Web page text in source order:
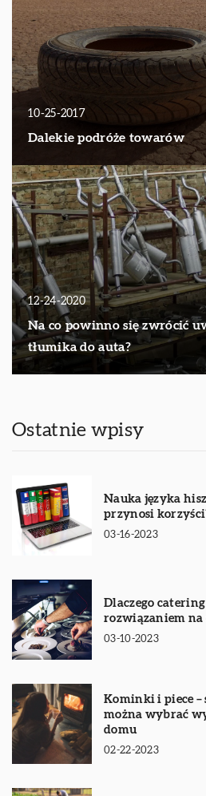
10-25-2017
Dalekie podróże towarów
12-24-2020
Na co powinno się zwrócić
tłumika do auta?
Ostatnie wpisy
Nauka języka
przynosi
03-16-2023
Dlaczego
rozwiązaniem na
03-10-2023
Kominki i piece –
można wybrać
domu
02-22-2023